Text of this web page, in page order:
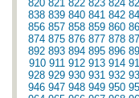
820 821 822 823 824
838 839 840 841 842
856 857 858 859 860
874 875 876 877 878
892 893 894 895 896
910 911 912 913 914
928 929 930 931 932
946 947 948 949 950